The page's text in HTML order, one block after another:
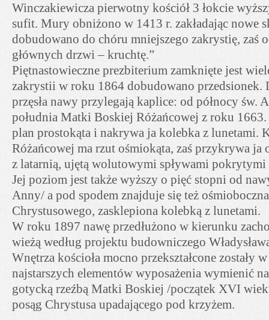
Winczakiewicza pierwotny kościół 3 łokcie
sufit. Mury obniżono w 1413 r. zakładając nowe
dobudowano do chóru mniejszego zakrystię, zaś
głównych drzwi – kruchtę.”
Piętnastowieczne prezbiterium zamknięte jest
zakrystii w roku 1864 dobudowano przedsionek.
przęsła nawy przylegają kaplice: od północy św.
południa Matki Boskiej Różańcowej z roku
plan prostokąta i nakrywa ja kolebka z lunetami.
Różańcowej ma rzut ośmiokąta, zaś przykrywa ja
z latarnią, ujętą wolutowymi spływami pokrytymi
Jej poziom jest także wyższy o pięć stopni od
Anny/ a pod spodem znajduje się też
Chrystusowego, zasklepiona kolebką z lunetami.
W roku 1897 nawę przedłużono w kierunku
wieżą według projektu budowniczego
Wnętrza kościoła mocno przekształcone zostały
najstarszych elementów wyposażenia wymienić
gotycką rzeźbą Matki Boskiej /początek XVI
posąg Chrystusa upadającego pod krzyżem.